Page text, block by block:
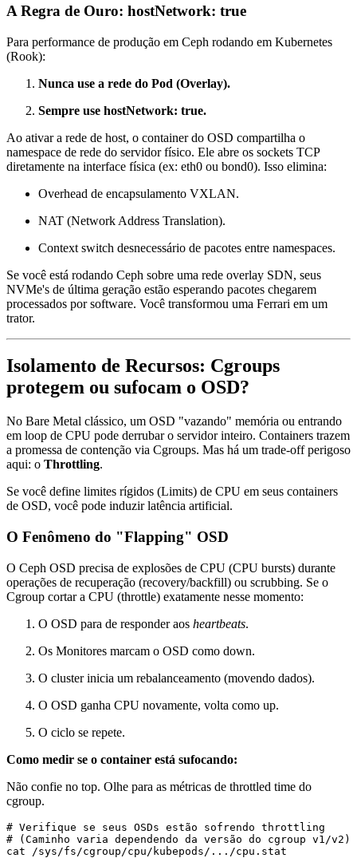
A Regra de Ouro: hostNetwork: true
Para performance de produção em Ceph rodando em Kubernetes
(Rook):
Nunca use a rede do Pod (Overlay).
Sempre use hostNetwork: true.
Ao ativar a rede de host, o container do OSD compartilha o
namespace de rede do servidor físico. Ele abre os sockets TCP
diretamente na interface física (ex: eth0 ou bond0). Isso elimina:
Overhead de encapsulamento VXLAN.
NAT (Network Address Translation).
Context switch desnecessário de pacotes entre namespaces.
Se você está rodando Ceph sobre uma rede overlay SDN, seus
NVMe's de última geração estão esperando pacotes chegarem
processados por software. Você transformou uma Ferrari em um
trator.
Isolamento de Recursos: Cgroups
protegem ou sufocam o OSD?
No Bare Metal clássico, um OSD "vazando" memória ou entrando
em loop de CPU pode derrubar o servidor inteiro. Containers trazem
a promessa de contenção via Cgroups. Mas há um trade-off perigoso
aqui: o Throttling.
Se você define limites rígidos (Limits) de CPU em seus containers
de OSD, você pode induzir latência artificial.
O Fenômeno do "Flapping" OSD
O Ceph OSD precisa de explosões de CPU (CPU bursts) durante
operações de recuperação (recovery/backfill) ou scrubbing. Se o
Cgroup cortar a CPU (throttle) exatamente nesse momento:
O OSD para de responder aos heartbeats.
Os Monitores marcam o OSD como down.
O cluster inicia um rebalanceamento (movendo dados).
O OSD ganha CPU novamente, volta como up.
O ciclo se repete.
Como medir se o container está sufocando:
Não confie no top. Olhe para as métricas de throttled time do
cgroup.
# Verifique se seus OSDs estão sofrendo throttling
# (Caminho varia dependendo da versão do cgroup v1/v2)
cat /sys/fs/cgroup/cpu/kubepods/.../cpu.stat